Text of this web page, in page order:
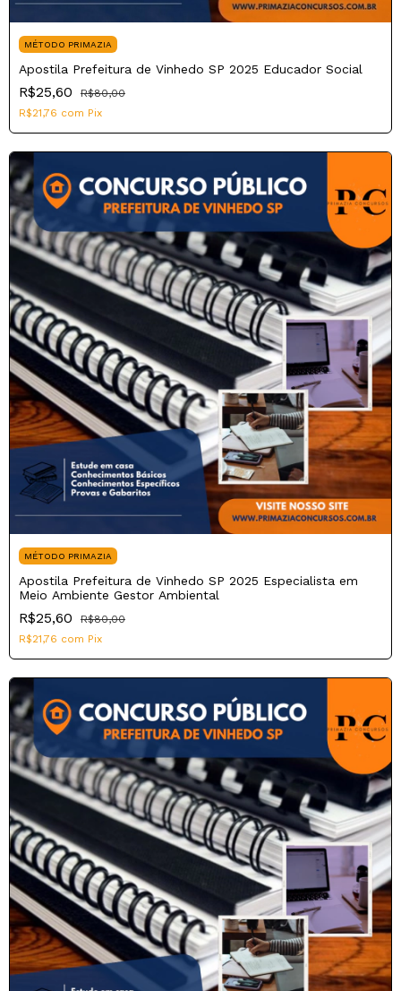
MÉTODO PRIMAZIA
Apostila Prefeitura de Vinhedo SP 2025 Educador Social
R$25,60
R$80,00
R$21,76 com Pix
MÉTODO PRIMAZIA
Apostila Prefeitura de Vinhedo SP 2025 Especialista em
Meio Ambiente Gestor Ambiental
R$25,60
R$80,00
R$21,76 com Pix